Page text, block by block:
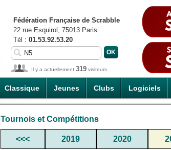
Classique Jeunes Clubs Logiciels
Fédération Française de Scrabble
22 rue Esquirol, 75013 Paris
Tél : 01.53.92.53.20
Il y a actuellement 319 visiteurs
Tournois et Compétitions
<<< 2019 2020